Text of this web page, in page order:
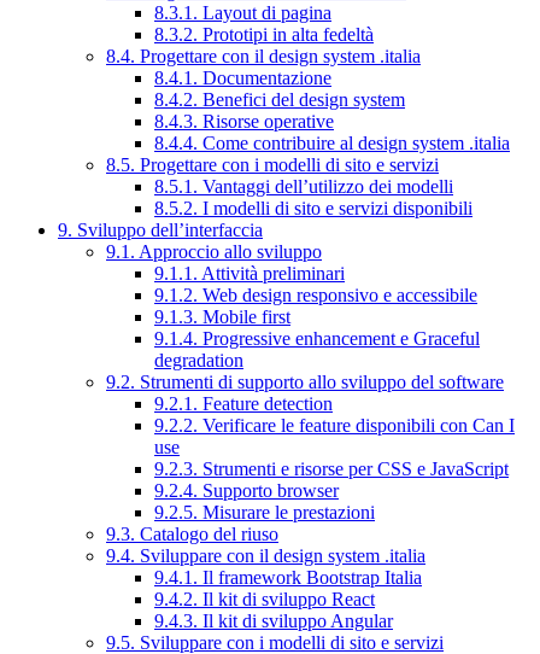
8.3.1. Layout di pagina
8.3.2. Prototipi in alta fedeltà
8.4. Progettare con il design system .italia
8.4.1. Documentazione
8.4.2. Benefici del design system
8.4.3. Risorse operative
8.4.4. Come contribuire al design system .italia
8.5. Progettare con i modelli di sito e servizi
8.5.1. Vantaggi dell’utilizzo dei modelli
8.5.2. I modelli di sito e servizi disponibili
9. Sviluppo dell’interfaccia
9.1. Approccio allo sviluppo
9.1.1. Attività preliminari
9.1.2. Web design responsivo e accessibile
9.1.3. Mobile first
9.1.4. Progressive enhancement e Graceful
degradation
9.2. Strumenti di supporto allo sviluppo del software
9.2.1. Feature detection
9.2.2. Verificare le feature disponibili con Can I
use
9.2.3. Strumenti e risorse per CSS e JavaScript
9.2.4. Supporto browser
9.2.5. Misurare le prestazioni
9.3. Catalogo del riuso
9.4. Sviluppare con il design system .italia
9.4.1. Il framework Bootstrap Italia
9.4.2. Il kit di sviluppo React
9.4.3. Il kit di sviluppo Angular
9.5. Sviluppare con i modelli di sito e servizi